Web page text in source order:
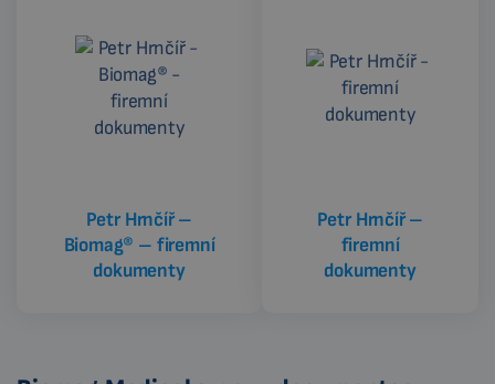
Petr Hrnčíř –
Biomag® – firemní
dokumenty
Petr Hrnčíř –
firemní
dokumenty
ROMANIAN